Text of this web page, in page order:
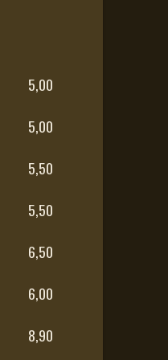
5,00
5,00
5,50
5,50
6,50
6,00
8,90